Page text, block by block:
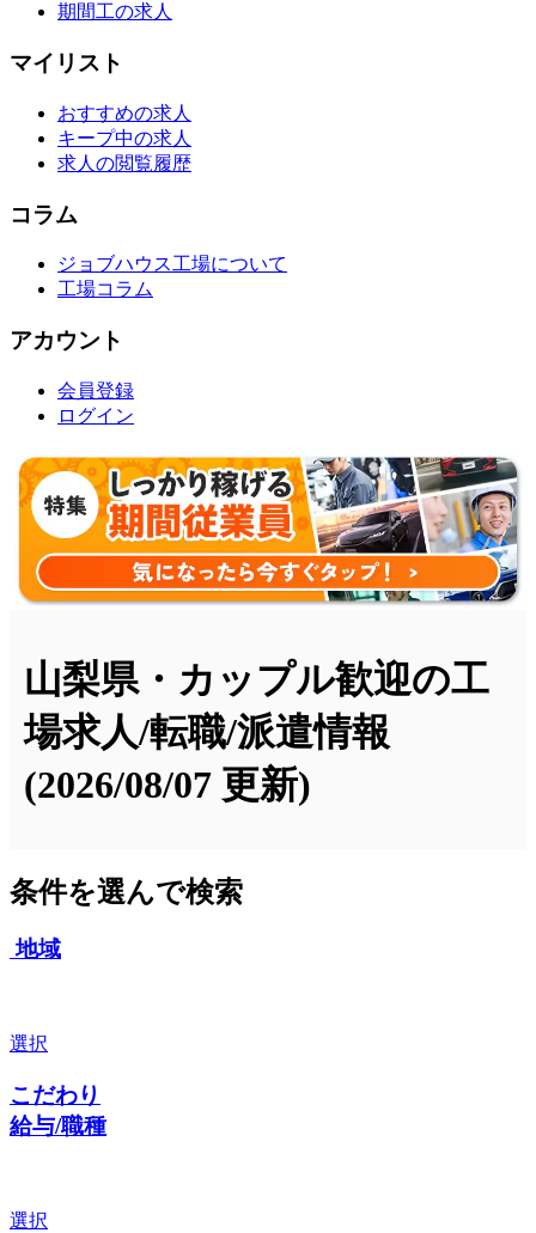
期間工の求人
マイリスト
おすすめの求人
キープ中の求人
求人の閲覧履歴
コラム
ジョブハウス工場について
工場コラム
アカウント
会員登録
ログイン
山梨県・カップル歓迎の工
場求人/転職/派遣情報
(2026/08/07 更新)
条件を選んで検索
地域
選択
こだわり
給与/職種
選択